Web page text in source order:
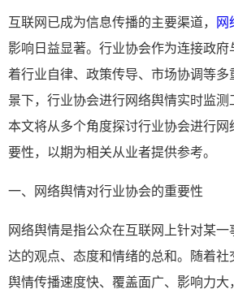
互联网已成为信息传播的主要渠道， 网
影响日益显著。行业协会作为连接政
着行业自律、政策传导、市场协调等
景下，行业协会进行网络舆情实时监测
本文将从多个角度探讨行业协会进行
要性，以期为相关从业者提供参考。
一、网络舆情对行业协会的重要性
网络舆情是指公众在互联网上针对某
达的观点、态度和情绪的总和。随着
舆情传播速度快、覆盖面广、影响力